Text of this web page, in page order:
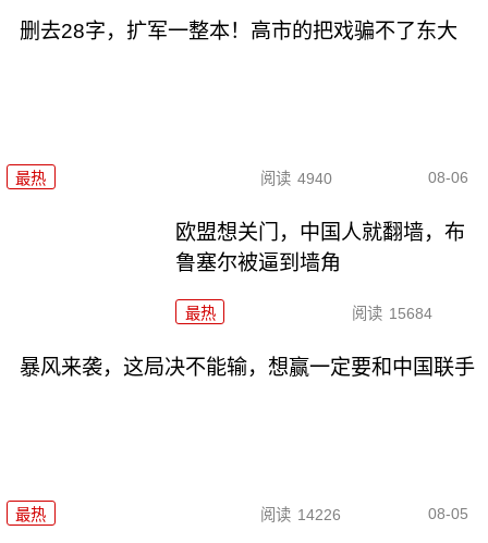
删去28字，扩军一整本！高市的把戏骗不了东大
最热 阅读 4940 08-06
欧盟想关门，中国人就翻墙，布
鲁塞尔被逼到墙角
最热 阅读 15684
暴风来袭，这局决不能输，想赢一定要和中国联手
最热 阅读 14226 08-05